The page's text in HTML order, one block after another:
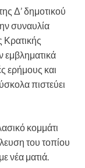
Δ’ δημοτικού
συναυλία
ερήμους και
πιστεύει
κομμάτι
του τοπίου
νέα ματιά.